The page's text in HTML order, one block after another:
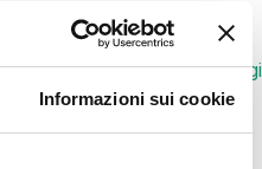
Informazioni sui cookie
come funziona e
caratteristiche e vantaggi
utilizzi e come scegliere